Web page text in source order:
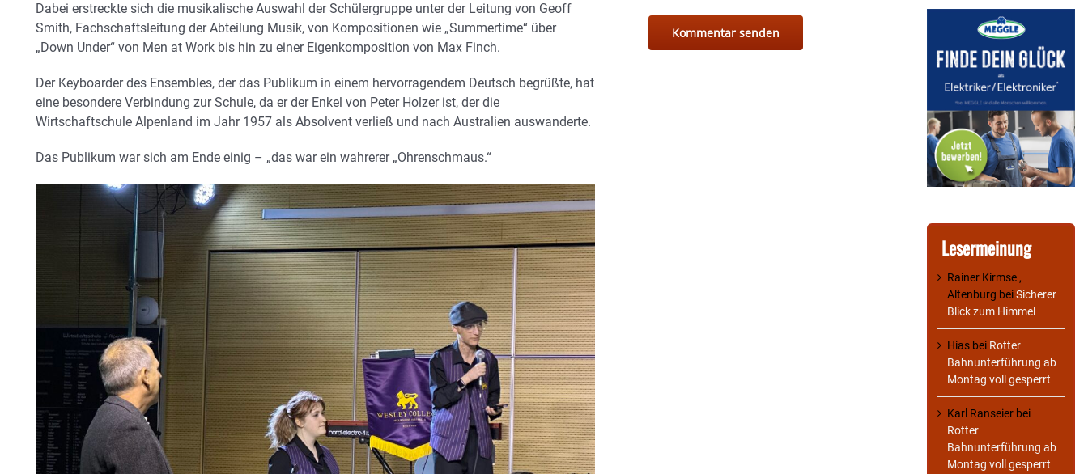
Dabei erstreckte sich die musikalische Auswahl der Schülergruppe unter der Leitung von Geoff
Smith, Fachschaftsleitung der Abteilung Musik, von Kompositionen wie „Summertime“ über
„Down Under“ von Men at Work bis hin zu einer Eigenkomposition von Max Finch.
Der Keyboarder des Ensembles, der das Publikum in einem hervorragendem Deutsch begrüßte, hat
eine besondere Verbindung zur Schule, da er der Enkel von Peter Holzer ist, der die
Wirtschaftschule Alpenland im Jahr 1957 als Absolvent verließ und nach Australien auswanderte.
Das Publikum war sich am Ende einig – „das war ein wahrerer „Ohrenschmaus.“
Lesermeinung
Rainer Kirmse ,
Altenburg beiSicherer
Blick zum Himmel
Hias bei Rotter
Bahnunterführung ab
Montag voll gesperrt
Karl Ranseier bei
Rotter
Bahnunterführung ab
Montag voll gesperrt